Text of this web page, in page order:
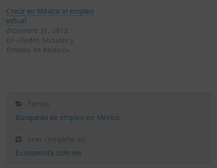
Crece en México el empleo
virtual
diciembre 31, 2012
En «Redes Sociales y
Empleo en México»
Temas:
Busqueda de empleo en México
Leer completo en:
Economista.com.mx